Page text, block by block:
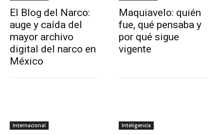
El Blog del Narco:
auge y caída del
mayor archivo
digital del narco en
México
Maquiavelo: quién
fue, qué pensaba y
por qué sigue
vigente
Internacional Inteligencia